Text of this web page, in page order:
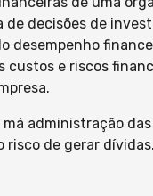
decisões de
desempenho
custos e riscos
administração
risco de gerar